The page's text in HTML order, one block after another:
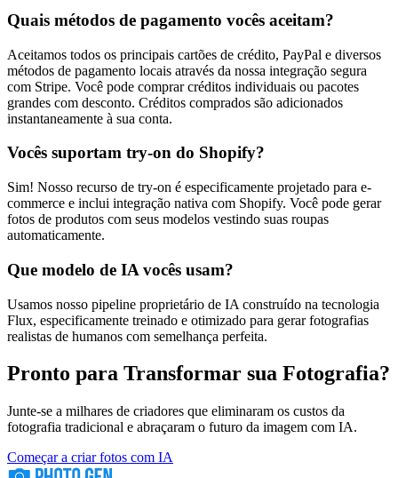
Quais métodos de pagamento vocês aceitam?
Aceitamos todos os principais cartões de crédito, PayPal e diversos
métodos de pagamento locais através da nossa integração segura
com Stripe. Você pode comprar créditos individuais ou pacotes
grandes com desconto. Créditos comprados são adicionados
instantaneamente à sua conta.
Vocês suportam try-on do Shopify?
Sim! Nosso recurso de try-on é especificamente projetado para e-
commerce e inclui integração nativa com Shopify. Você pode gerar
fotos de produtos com seus modelos vestindo suas roupas
automaticamente.
Que modelo de IA vocês usam?
Usamos nosso pipeline proprietário de IA construído na tecnologia
Flux, especificamente treinado e otimizado para gerar fotografias
realistas de humanos com semelhança perfeita.
Pronto para Transformar sua Fotografia?
Junte-se a milhares de criadores que eliminaram os custos da
fotografia tradicional e abraçaram o futuro da imagem com IA.
Começar a criar fotos com IA